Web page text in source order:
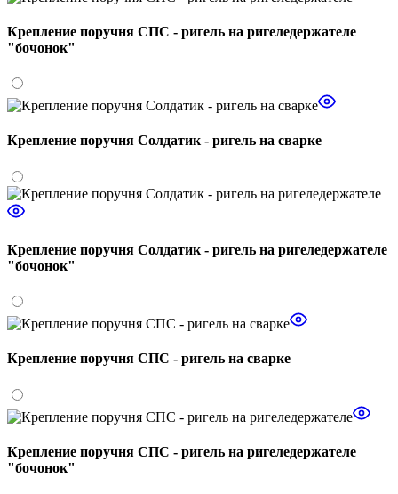
Крепление поручня СПС - ригель на ригеледержателе
"бочонок"
Крепление поручня Солдатик - ригель на сварке
Крепление поручня Солдатик - ригель на ригеледержателе
"бочонок"
Крепление поручня СПС - ригель на сварке
Крепление поручня СПС - ригель на ригеледержателе
"бочонок"